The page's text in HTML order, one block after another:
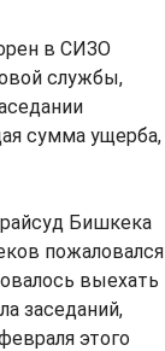
в СИЗО
службы,
сумма ущерба,
Бишкека
пожаловался
выехать
заседаний,
этого